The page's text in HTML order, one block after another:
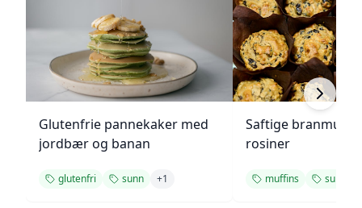
Glutenfrie pannekaker med
jordbær og banan
glutenfri sunn +1
Saftige
rosiner
muffins sunn